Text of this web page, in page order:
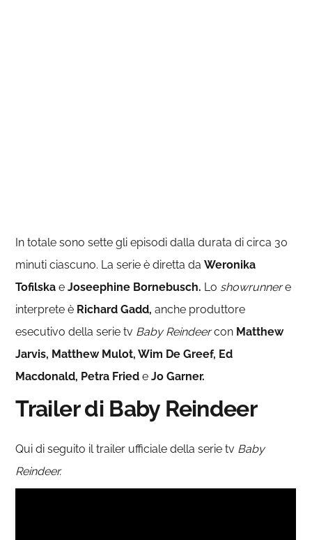
In totale sono sette gli episodi dalla durata di circa 30
minuti ciascuno. La serie è diretta daWeronika
TofilskaeJoseephine Bornebusch. Lo showrunnere
interprete è Richard Gadd, anche produttore
esecutivo della serie tv Baby Reindeercon Matthew
Jarvis, Matthew Mulot, Wim De Greef, Ed
Macdonald, Petra Fried e Jo Garner.
Trailer di Baby Reindeer
Qui di seguito il trailer ufficiale della serie tv Baby
Reindeer.